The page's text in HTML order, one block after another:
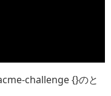
challenge {}のと